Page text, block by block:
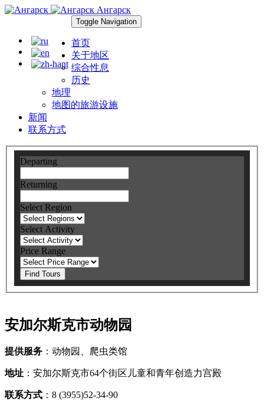
Ангарск
Toggle Navigation
首页
关于地区
综合性息
历史
地理
地图的旅游设施
新闻
联系方式
Departing
Returning
Select Region
Select Activity
Price Range
Find Tours
安加尔斯克市动物园
提供服务 ：动物园、爬虫类馆
地址 ：安加尔斯克市64个街区儿童和青年创造力宫殿
联系方式 ：8 (3955)52-34-90